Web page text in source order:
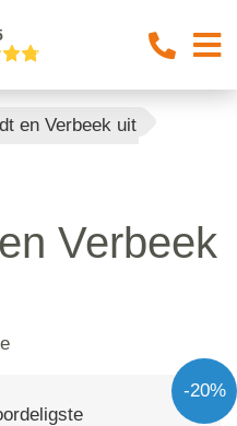
en Verbeek uit
Verbeek
-20%